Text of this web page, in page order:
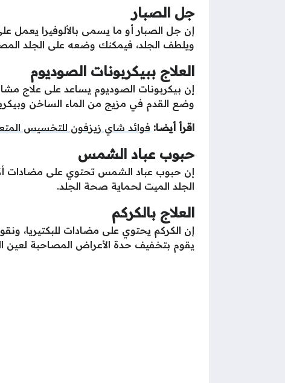
جل الصبار
إن جل الصبار أو ما يسمى بالألوفيرا يعمل
ويلطف الجلد، فيمكنك وضعه على الجلد
العلاج ببيكربونات الصوديوم
إن بيكربونات الصوديوم يساعد على علاج
وضع القدم في مزيج من الماء الساخن
اقرأ أيضا: فوائد شاي زيزفون للتخسيس
حبوب عباد الشمس
إن حبوب عباد الشمس تحتوي على مضادات
الجلد الميت لحماية صحة الجلد.
العلاج بالكركم
إن الكركم يحتوي على مضادات للبكتيريا،
يقوم بتخفيف حدة الأعراض المصاحبة لعين